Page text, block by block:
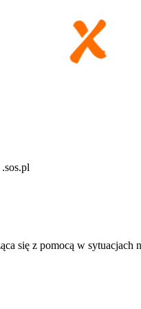
.sos.pl
się z pomocą w